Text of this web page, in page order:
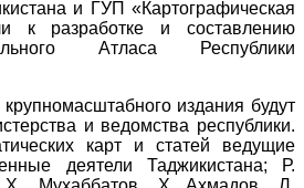
и ГУП «Картографическая
к разработке и составлению
Атласа Республики
издания будут
и ведомства республики.
карт и статей ведущие
деятели Таджикистана; Р.